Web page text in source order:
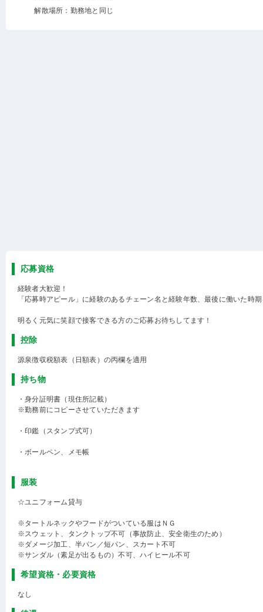
解散場所：勤務地と同じ
応募資格
経験者大歓迎！
「応募時アピール」に経験のあるチェーン名と経験年数、最後に働いた時
明るく元気に笑顔で接客できる方のご応募お待ちしてます！
控除
源泉徴収税額表（日額表）の丙欄を適用
持ち物
・身分証明書（現住所記載）
※勤務前にコピーさせていただきます
・印鑑（スタンプ式可）
・ボールペン、メモ帳
服装
☆ユニフォーム貸与
※タートルネックやフードがついている服はＮＧ
※スウェット、タンクトップ不可（事故防止、安全衛生のため）
※ダメージ加工、半パン／短パン、スカート不可
※サンダル（素足が出るもの）不可、ハイヒール不可
希望資格・必要資格
なし